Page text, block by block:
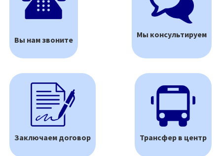
Вы нам звоните
Мы консультируем
Заключаем договор Трансфер в центр